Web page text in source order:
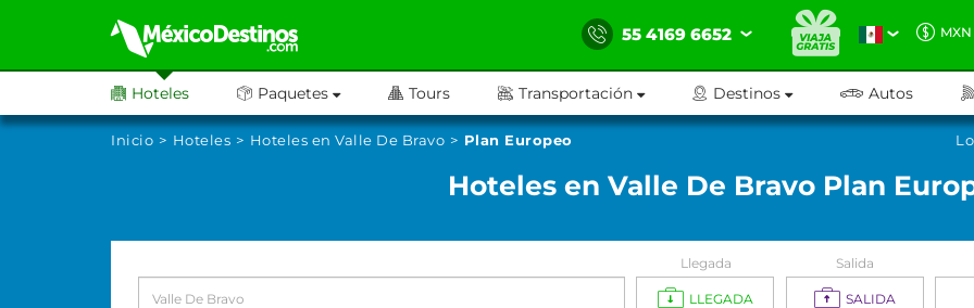
55 4169 6652 MXN
Hoteles Paquetes Tours Transportación Destinos Autos
Inicio Hoteles Hoteles en Valle De Bravo Plan Europeo
Hoteles en Valle De Bravo Plan
Llegada
LLEGADA
Salida
SALIDA